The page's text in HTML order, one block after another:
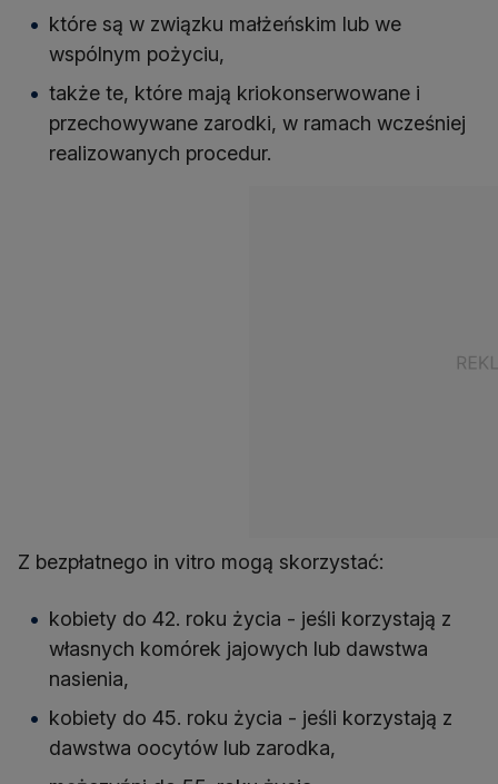
które są w związku małżeńskim lub we
wspólnym pożyciu,
także te, które mają kriokonserwowane i
przechowywane zarodki, w ramach wcześniej
realizowanych procedur.
Z bezpłatnego in vitro mogą skorzystać:
kobiety do 42. roku życia - jeśli korzystają z
własnych komórek jajowych lub dawstwa
nasienia,
kobiety do 45. roku życia - jeśli korzystają z
dawstwa oocytów lub zarodka,